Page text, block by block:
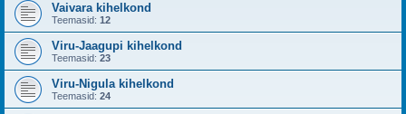
Vaivara kihelkond
Teemasid: 12
Viru-Jaagupi kihelkond
Teemasid: 23
Viru-Nigula kihelkond
Teemasid: 24